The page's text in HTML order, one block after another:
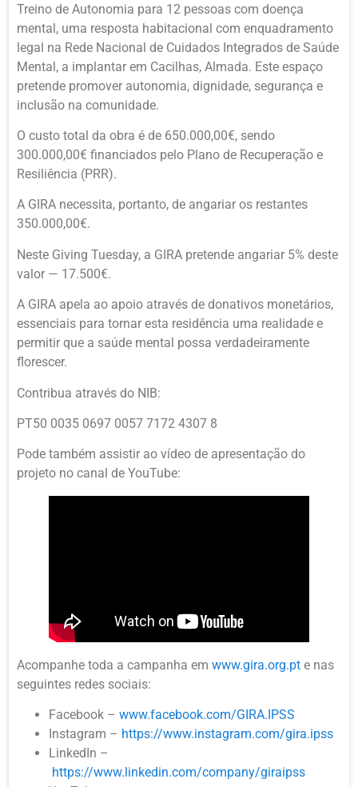
Treino de Autonomia para 12 pessoas com doença
mental, uma resposta habitacional com enquadramento
legal na Rede Nacional de Cuidados Integrados de Saúde
Mental, a implantar em Cacilhas, Almada. Este espaço
pretende promover autonomia, dignidade, segurança e
inclusão na comunidade.
O custo total da obra é de 650.000,00€, sendo
300.000,00€ financiados pelo Plano de Recuperação e
Resiliência (PRR).
A GIRA necessita, portanto, de angariar os restantes
350.000,00€.
Neste Giving Tuesday, a GIRA pretende angariar 5% deste
valor — 17.500€.
A GIRA apela ao apoio através de donativos monetários,
essenciais para tornar esta residência uma realidade e
permitir que a saúde mental possa verdadeiramente
florescer.
Contribua através do NIB:
PT50 0035 0697 0057 7172 4307 8
Pode também assistir ao vídeo de apresentação do
projeto no canal de YouTube:
Acompanhe toda a campanha em www.gira.org.pt e nas
seguintes redes sociais:
Facebook – www.facebook.com/GIRA.IPSS
Instagram – https://www.instagram.com/gira.ipss
LinkedIn –
https://www.linkedin.com/company/giraipss